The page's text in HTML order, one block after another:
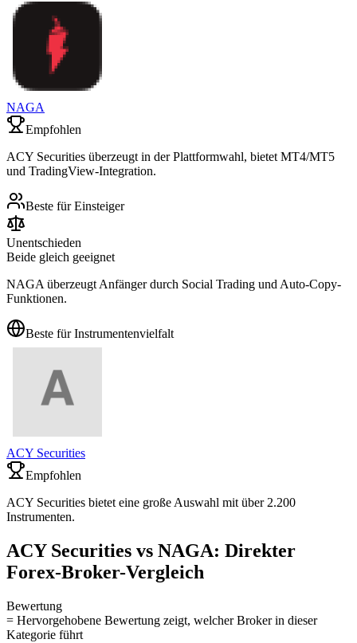
NAGA
Empfohlen
ACY Securities überzeugt in der Plattformwahl, bietet MT4/MT5
und TradingView-Integration.
Beste für Einsteiger
Unentschieden
Beide gleich geeignet
NAGA überzeugt Anfänger durch Social Trading und Auto-Copy-
Funktionen.
Beste für Instrumentenvielfalt
ACY Securities
Empfohlen
ACY Securities bietet eine große Auswahl mit über 2.200
Instrumenten.
ACY Securities vs NAGA: Direkter
Forex-Broker-Vergleich
Bewertung
= Hervorgehobene Bewertung zeigt, welcher Broker in dieser
Kategorie führt